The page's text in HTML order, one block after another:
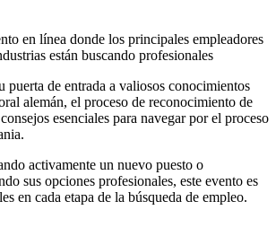
en línea donde los principales empleadores
están buscando profesionales
puerta de entrada a valiosos conocimientos
alemán, el proceso de reconocimiento de
esenciales para navegar por el proceso
activamente un nuevo puesto o
sus opciones profesionales, este evento es
en cada etapa de la búsqueda de empleo.